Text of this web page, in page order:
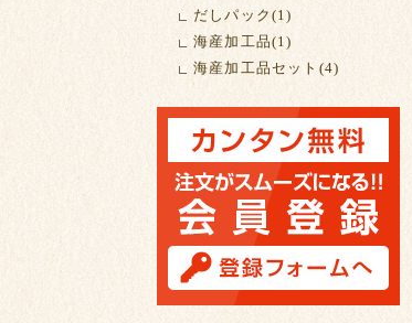
だしパック(1)
海産加工品(1)
海産加工品セット(4)